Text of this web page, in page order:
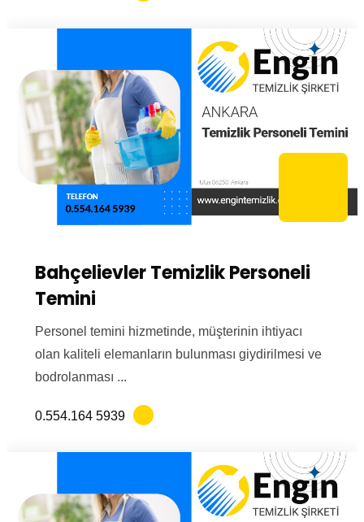
Bahçelievler Temizlik Personeli
Temini
Personel temini hizmetinde, müşterinin ihtiyacı
olan kaliteli elemanların bulunması giydirilmesi ve
bodrolanması ...
0.554.164 5939